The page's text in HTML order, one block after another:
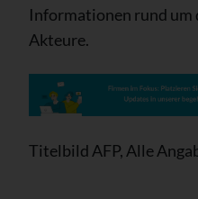
Informationen rund um
Akteure.
Titelbild AFP, Alle